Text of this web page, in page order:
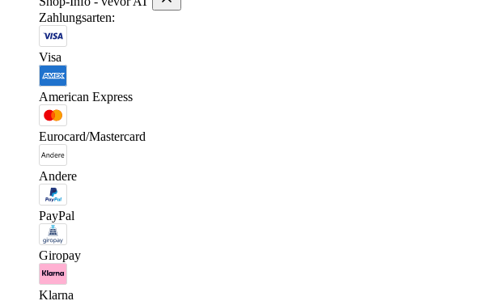
Zahlungsarten:
Visa
American Express
Eurocard/Mastercard
Andere
PayPal
Giropay
Klarna